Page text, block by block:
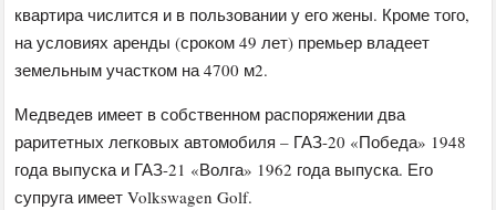
квартира числится и в пользовании у его жены. Кроме того,
на условиях аренды (сроком 49 лет) премьер владеет
земельным участком на 4700 м2.
Медведев имеет в собственном распоряжении два
раритетных легковых автомобиля – ГАЗ-20 «Победа» 1948
года выпуска и ГАЗ-21 «Волга» 1962 года выпуска. Его
супруга имеет Volkswagen Golf.